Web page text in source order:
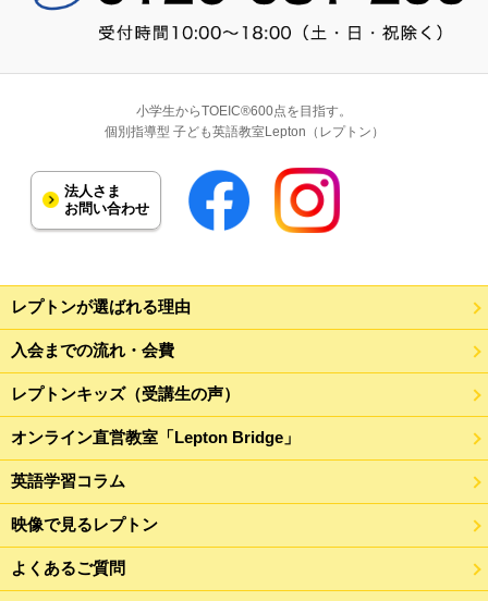
小学生からTOEIC®600点を目指す。
個別指導型 子ども英語教室Lepton（レプトン）
法人さま
お問い合わせ
レプトンが選ばれる理由
入会までの流れ・会費
レプトンキッズ（受講生の声）
オンライン直営教室「Lepton Bridge」
英語学習コラム
映像で見るレプトン
よくあるご質問